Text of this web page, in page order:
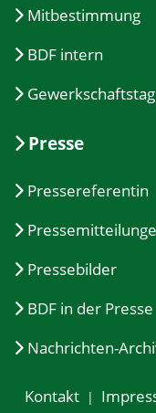
Mitbestimmung
BDF intern
Gewerkschaftstag
Presse
Pressereferentin
Pressebilder
BDF in der Presse
Nachrichten-
Kontakt